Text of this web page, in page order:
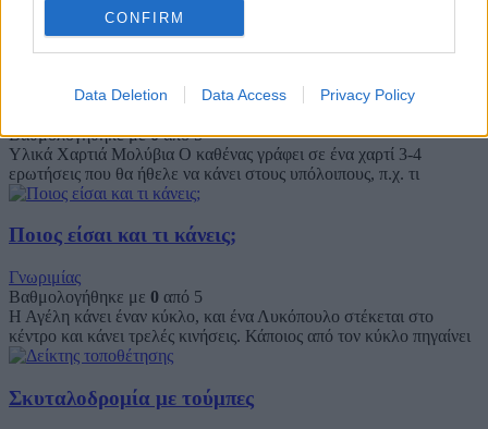
CONFIRM
Data Deletion Data Access Privacy Policy
αφήσεις κανένα να
Βαθμολογήθηκε με0από 5
Υλικά Χαρτιά Μολύβια Ο καθένας γράφει σε ένα χαρτί 3-4
ερωτήσεις που θα ήθελε να κάνει στους υπόλοιπους, π.χ. τι
Ποιος είσαι και τι κάνεις;
Γνωριμίας
Βαθμολογήθηκε με 0 από 5
Η Αγέλη κάνει έναν κύκλο, και ένα Λυκόπουλο στέκεται στο
κέντρο και κάνει τρελές κινήσεις. Κάποιος από τον κύκλο πηγαίνει
Σκυταλοδρομία με τούμπες